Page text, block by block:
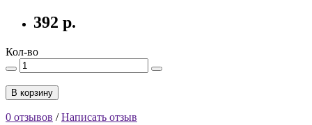
392 р.
Кол-во
В корзину
0 отзывов /Написать отзыв